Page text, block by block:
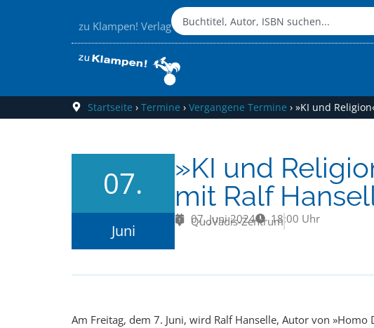
zu Klampen! Verlag
Startseite › Termine › Vergangene Termine › »KI und
07.
Juni
»KI und
mit Ralf
07. Juni 2024 18:00 Uhr
QuoVadis-Zentrum
Am Freitag, dem 7. Juni, wird Ralf Hanselle, Autor von